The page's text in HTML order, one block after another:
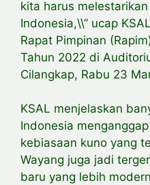
kita harus
Indonesia,\\” ucap
Rapat Pimpinan
Tahun 2022 di
Cilangkap, Rabu 23
KSAL menjelaskan
Indonesia
kebiasaan kuno yang
Wayang juga jadi
baru yang lebih